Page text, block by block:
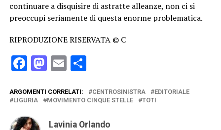
continuare a disquisire di astratte alleanze, non ci si
preoccupi seriamente di questa enorme problematica.
RIPRODUZIONE RISERVATA © C
Facebook
Mastodon
EmailCondividi
ARGOMENTI CORRELATI: CENTROSINISTRA
EDITORIALE
LIGURIA
MOVIMENTO CINQUE STELLE TOTI
Lavinia Orlando